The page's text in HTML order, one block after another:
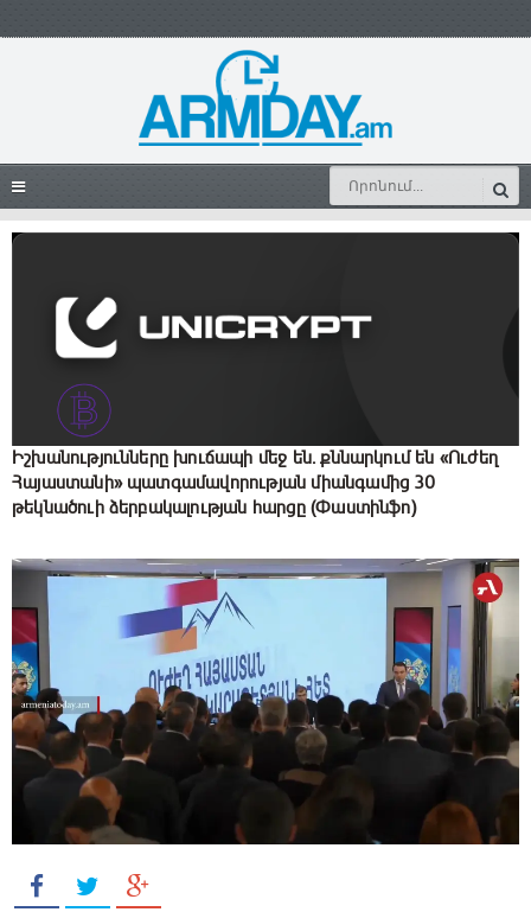
Իշխանությունները խուճապի մեջ են. քննարկում են «Ուժեղ
Հայաստանի» պատգամավորության միանգամից 30
թեկնածուի ձերբակալության հարցը (Փաստինֆո)